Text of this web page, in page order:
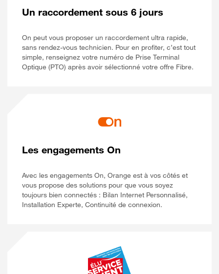
Un raccordement sous 6 jours
On peut vous proposer un raccordement ultra rapide,
sans rendez-vous technicien. Pour en profiter, c’est tout
simple, renseignez votre numéro de Prise Terminal
Optique (PTO) après avoir sélectionné votre offre Fibre.
Les engagements On
Avec les engagements On, Orange est à vos côtés et
vous propose des solutions pour que vous soyez
toujours bien connectés : Bilan Internet Personnalisé,
Installation Experte, Continuité de connexion.